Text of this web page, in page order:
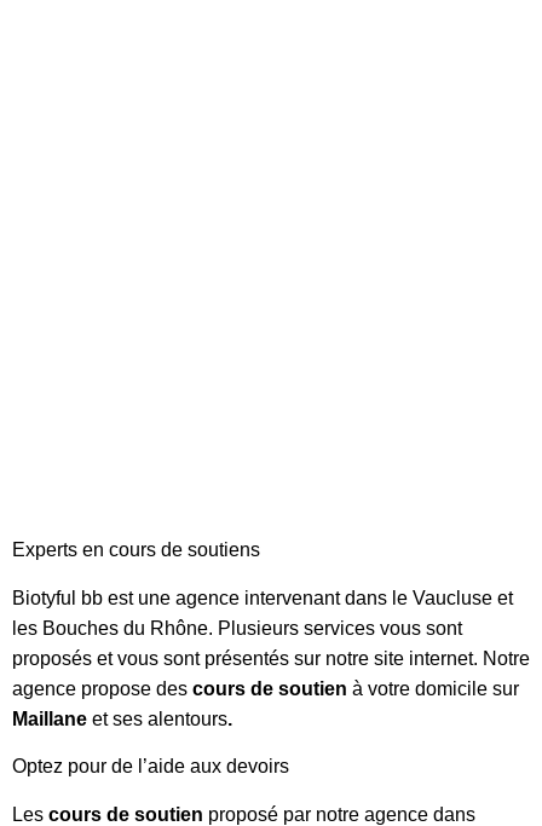
Experts en cours de soutiens
Biotyful bb est une agence intervenant dans le Vaucluse et
les Bouches du Rhône. Plusieurs services vous sont
proposés et vous sont présentés sur notre site internet. Notre
agence propose des cours de soutien à votre domicile sur
Maillane et ses alentours.
Optez pour de l’aide aux devoirs
Les cours de soutien proposé par notre agence dans